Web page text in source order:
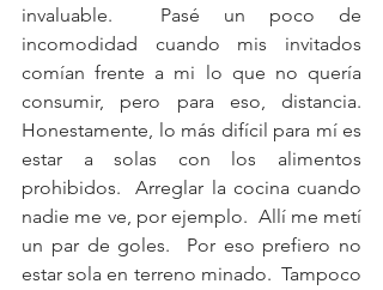
invaluable.  Pasé un poco de
incomodidad cuando mis invitados
comían frente a mi lo que no quería
consumir, pero para eso, distancia.
Honestamente, lo más difícil para mí es
estar a solas con los alimentos
prohibidos.  Arreglar la cocina cuando
nadie me ve, por ejemplo.  Allí me metí
un par de goles.  Por eso prefiero no
estar sola en terreno minado.  Tampoco